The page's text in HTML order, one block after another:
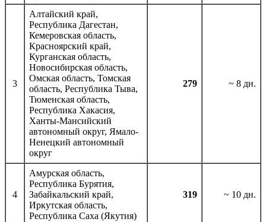
3
Алтайский край,
Республика Дагестан,
Кемеровская область,
Красноярский край,
Курганская область,
Новосибирская область,
Омская область, Томская
область, Республика Тыва,
Тюменская область,
Республика Хакасия,
Ханты-Мансийский
автономный округ, Ямало-
Ненецкий автономный
округ
279 ~ 8 дн.
4
Амурская область,
Республика Бурятия,
Забайкальский край,
Иркутская область,
Республика Саха (Якутия)
319 ~ 10 дн.